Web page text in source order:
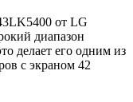
от LG
диапазон
делает его одним из
с экраном 42